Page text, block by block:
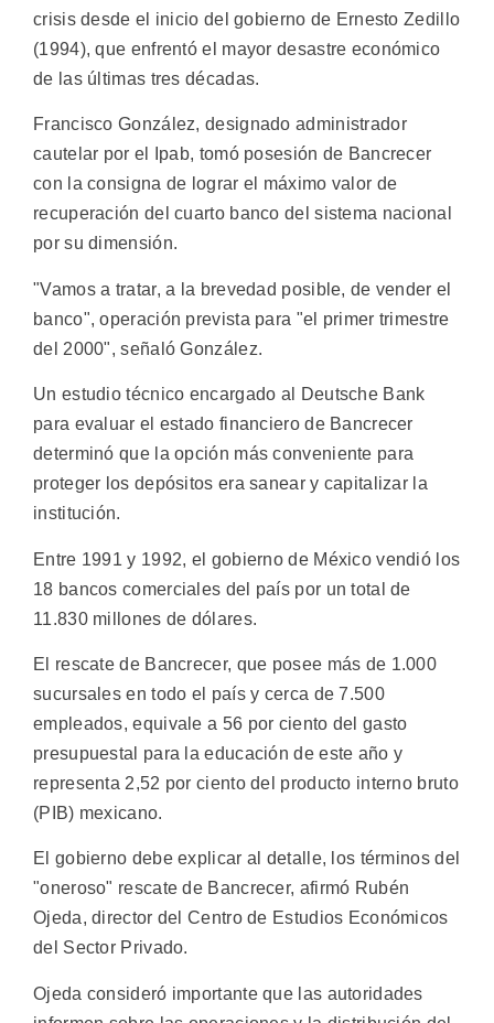
crisis desde el inicio del gobierno de Ernesto Zedillo
(1994), que enfrentó el mayor desastre económico
de las últimas tres décadas.
Francisco González, designado administrador
cautelar por el Ipab, tomó posesión de Bancrecer
con la consigna de lograr el máximo valor de
recuperación del cuarto banco del sistema nacional
por su dimensión.
"Vamos a tratar, a la brevedad posible, de vender el
banco", operación prevista para "el primer trimestre
del 2000", señaló González.
Un estudio técnico encargado al Deutsche Bank
para evaluar el estado financiero de Bancrecer
determinó que la opción más conveniente para
proteger los depósitos era sanear y capitalizar la
institución.
Entre 1991 y 1992, el gobierno de México vendió los
18 bancos comerciales del país por un total de
11.830 millones de dólares.
El rescate de Bancrecer, que posee más de 1.000
sucursales en todo el país y cerca de 7.500
empleados, equivale a 56 por ciento del gasto
presupuestal para la educación de este año y
representa 2,52 por ciento del producto interno bruto
(PIB) mexicano.
El gobierno debe explicar al detalle, los términos del
"oneroso" rescate de Bancrecer, afirmó Rubén
Ojeda, director del Centro de Estudios Económicos
del Sector Privado.
Ojeda consideró importante que las autoridades